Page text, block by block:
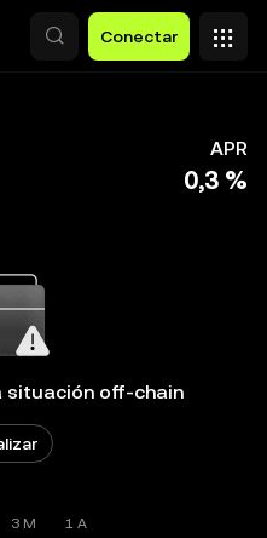
Conectar
APR
0,3 %
situación off-chain
3 M 1 A